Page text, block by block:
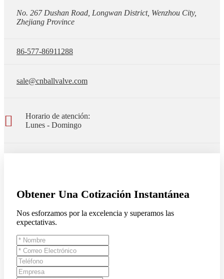
No. 267 Dushan Road, Longwan District, Wenzhou City,
Zhejiang Province
86-577-86911288
sale@cnballvalve.com
Horario de atención:
Lunes - Domingo
Obtener Una Cotización Instantánea
Nos esforzamos por la excelencia y superamos las
expectativas.